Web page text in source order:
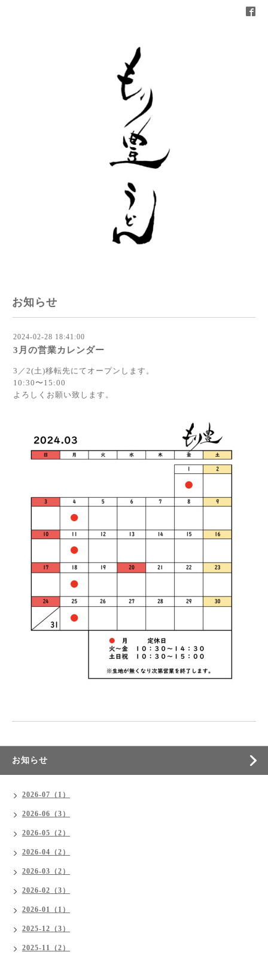
お知らせ
2024-02-28 18:41:00
3月の営業カレンダー
3／2(土)移転先にてオープンします。
10:30〜15:00
よろしくお願い致します。
お知らせ
2026-07（1）
2026-06（3）
2026-05（2）
2026-04（2）
2026-03（2）
2026-02（3）
2026-01（1）
2025-12（3）
2025-11（2）